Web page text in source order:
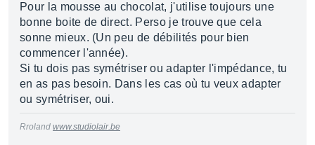
Pour la mousse au chocolat, j'utilise toujours une
bonne boite de direct. Perso je trouve que cela
sonne mieux. (Un peu de débilités pour bien
commencer l'année).
Si tu dois pas symétriser ou adapter l'impédance, tu
en as pas besoin. Dans les cas où tu veux adapter
ou symétriser, oui.
Rroland www.studiolair.be